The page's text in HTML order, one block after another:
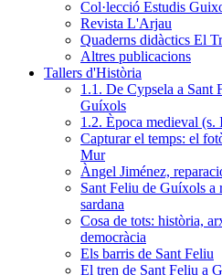
Col·lecció Estudis
Revista L'Arjau
Quaderns didàctics El
Altres publicacions
Tallers d'Història
1.1. De Cypsela a Sant
Guíxols
1.2. Època medieval
Capturar el temps: el
Mur
Àngel Jiménez,
Sant Feliu de Guíxols a
sardana
Cosa de tots: història,
democràcia
Els barris de Sant Feliu
El tren de Sant Feliu a